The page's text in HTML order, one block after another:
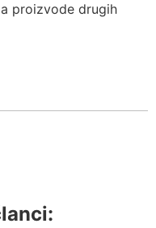
proizvode drugih